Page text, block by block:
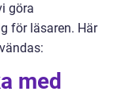
göra
för läsaren. Här
med